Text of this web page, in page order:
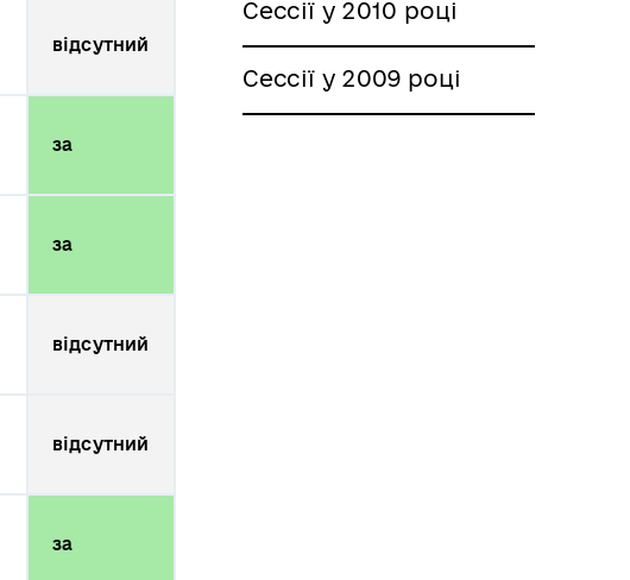
відсутний
за
за
відсутний
відсутний
за
Сессії у 2010 році
Сессії у 2009 році